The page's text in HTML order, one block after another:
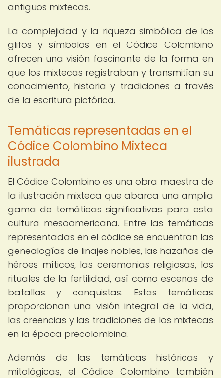
antiguos mixtecas.
La complejidad y la riqueza simbólica de los
glifos y símbolos en el Códice Colombino
ofrecen una visión fascinante de la forma en
que los mixtecas registraban y transmitían su
conocimiento, historia y tradiciones a través
de la escritura pictórica.
Temáticas representadas en el
Códice Colombino Mixteca
ilustrada
El Códice Colombino es una obra maestra de
la ilustración mixteca que abarca una amplia
gama de temáticas significativas para esta
cultura mesoamericana. Entre las temáticas
representadas en el códice se encuentran las
genealogías de linajes nobles, las hazañas de
héroes míticos, las ceremonias religiosas, los
rituales de la fertilidad, así como escenas de
batallas y conquistas. Estas temáticas
proporcionan una visión integral de la vida,
las creencias y las tradiciones de los mixtecas
en la época precolombina.
Además de las temáticas históricas y
mitológicas, el Códice Colombino también